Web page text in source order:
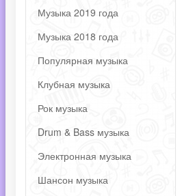
Музыка 2019 года
Музыка 2018 года
Популярная музыка
Клубная музыка
Рок музыка
Drum & Bass музыка
Электронная музыка
Шансон музыка